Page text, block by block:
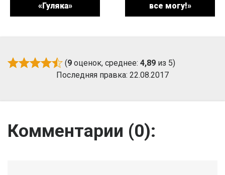
«Гуляка»
все могу!»
(9 оценок, среднее: 4,89 из 5)
Последняя правка: 22.08.2017
Комментарии (0):